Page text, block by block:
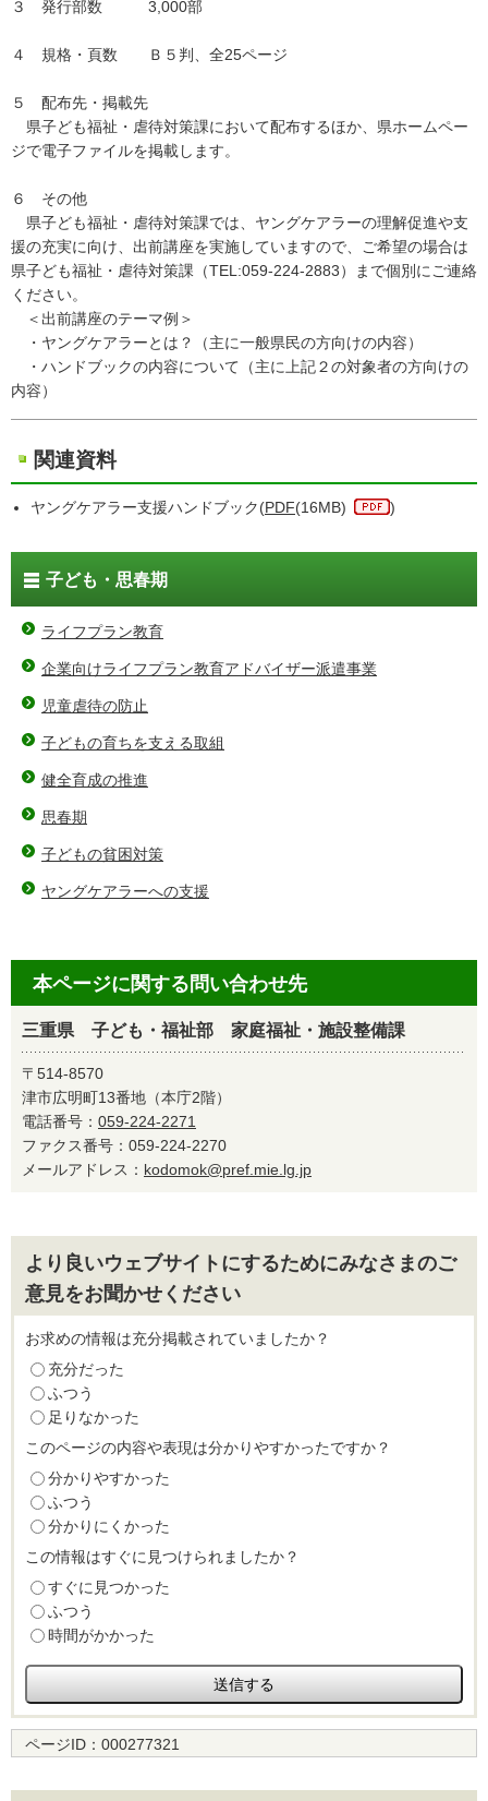
３ 発行部数 3,000部
４ 規格・頁数 Ｂ５判、全25ページ
５ 配布先・掲載先
県子ども福祉・虐待対策課において配布するほか、県ホームペー
ジで電子ファイルを掲載します。
６ その他
県子ども福祉・虐待対策課では、ヤングケアラーの理解促進や支
援の充実に向け、出前講座を実施していますので、ご希望の場合は
県子ども福祉・虐待対策課（TEL:059-224-2883）まで個別にご連絡
ください。
＜出前講座のテーマ例＞
・ヤングケアラーとは？（主に一般県民の方向けの内容）
・ハンドブックの内容について（主に上記２の対象者の方向けの
内容）
関連資料
ヤングケアラー支援ハンドブック(PDF(16MB) )
子ども・思春期
ライフプラン教育
企業向けライフプラン教育アドバイザー派遣事業
児童虐待の防止
子どもの育ちを支える取組
健全育成の推進
思春期
子どもの貧困対策
ヤングケアラーへの支援
本ページに関する問い合わせ先
三重県 子ども・福祉部 家庭福祉・施設整備課
〒514-8570
津市広明町13番地（本庁2階）
電話番号： 059-224-2271
ファクス番号：059-224-2270
メールアドレス： kodomok@pref.mie.lg.jp
より良いウェブサイトにするためにみなさまのご
意見をお聞かせください
お求めの情報は充分掲載されていましたか？
充分だった
ふつう
足りなかった
このページの内容や表現は分かりやすかったですか？
分かりやすかった
ふつう
分かりにくかった
この情報はすぐに見つけられましたか？
すぐに見つかった
ふつう
時間がかかった
ページID： 000277321